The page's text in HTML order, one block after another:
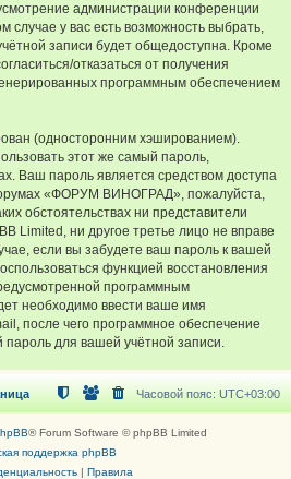
администрации конференции
у вас есть возможность выбрать,
записи будет общедоступна. Кроме
отказаться от получения
программным обеспечением
(односторонним хэшированием).
этот же самый пароль,
Ваш пароль является средством доступа
«ФОРУМ ВИНОГРАД», пожалуйста,
обстоятельствах ни представители
ни другое третье лицо не вправе
если вы забудете ваш пароль к вашей
функцией восстановления
программным
необходимо ввести ваше имя
после чего программное обеспечение
пароль для вашей учётной записи.
Часовой пояс: UTC+03:00
® Forum Software © phpBB Limited
поддержка phpBB
| Правила